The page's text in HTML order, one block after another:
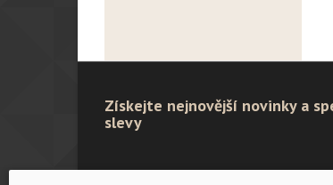
Získejte nejnovější novinky a
slevy